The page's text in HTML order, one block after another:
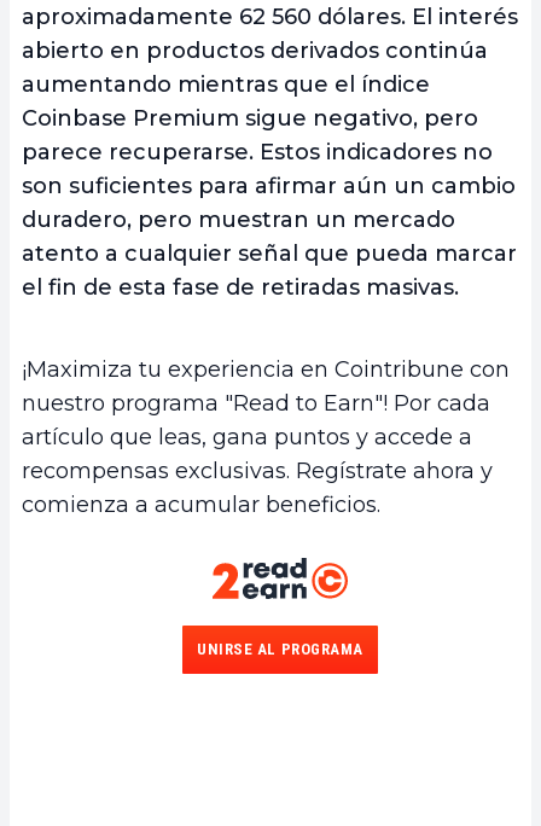
aproximadamente 62 560 dólares. El interés
abierto en productos derivados continúa
aumentando mientras que el índice
Coinbase Premium sigue negativo, pero
parece recuperarse. Estos indicadores no
son suficientes para afirmar aún un cambio
duradero, pero muestran un mercado
atento a cualquier señal que pueda marcar
el fin de esta fase de retiradas masivas.
¡Maximiza tu experiencia en Cointribune con
nuestro programa "Read to Earn"! Por cada
artículo que leas, gana puntos y accede a
recompensas exclusivas. Regístrate ahora y
comienza a acumular beneficios.
UNIRSE AL PROGRAMA